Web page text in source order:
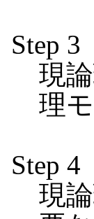
Step
現
理
Step
現